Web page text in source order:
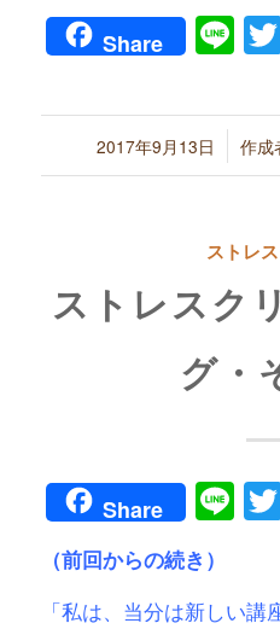
Share
2017年9月13日
/ 作
ストレ
ストレスク
グ・
Share
（前回からの続き）
「私は、当分は新しい講